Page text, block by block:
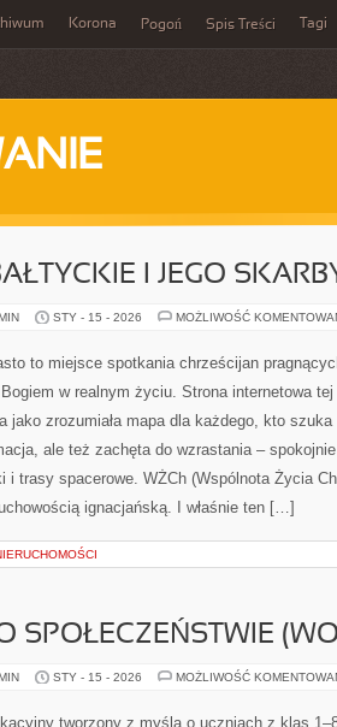
Korona Pogoń Spis Treści Tagi
I JEGO
STY - 15 - 2026 MOŻLIWOŚĆ
to miejsce spotkania chrześcijan
w realnym życiu. Strona internetowa
jako zrozumiała mapa dla każdego, kto
ale też zachęta do wzrastania –
i trasy spacerowe. WŻCh (Wspólnota Życia
ignacjańską. I właśnie ten […]
SPOŁECZEŃSTWIE
STY - 15 - 2026 MOŻLIWOŚĆ
tworzony z myślą o uczniach z klas